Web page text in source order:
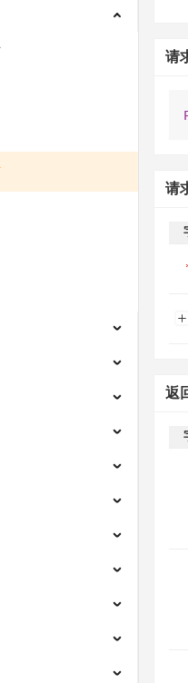
请
请
返